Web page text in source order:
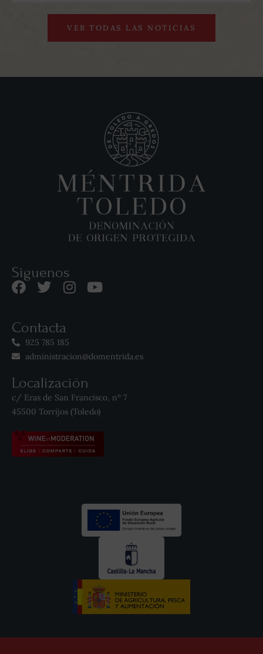
VER TODAS LAS NOTICIAS
Siguenos
Contacta
925 785 185
administracion@domentrida.es
Localización
c/ Eras de San Francisco, nº 7
45500 Torrijos (Toledo)